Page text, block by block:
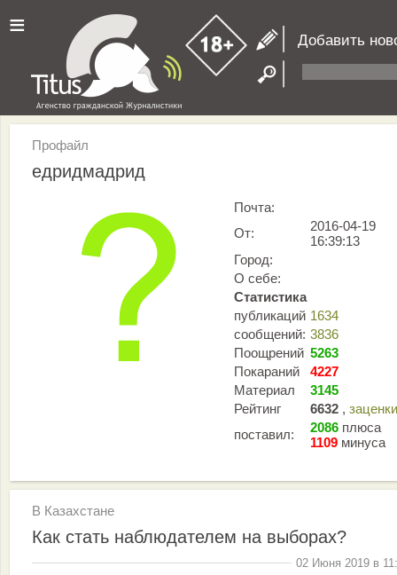
≡ Добавить
Профайл
едридмадрид
Почта:
От:
2016-04-19
16:39:13
Город:
О себе:
Статистика
публикаций 1634
сообщений: 3836
Поощрений 5263
Покараний
4227
Материал
3145
Рейтинг
6632 , заценки
поставил:
2086 плюса
1109 минуса
В Казахстане
Как стать наблюдателем на выборах?
02 Июня 2019 в